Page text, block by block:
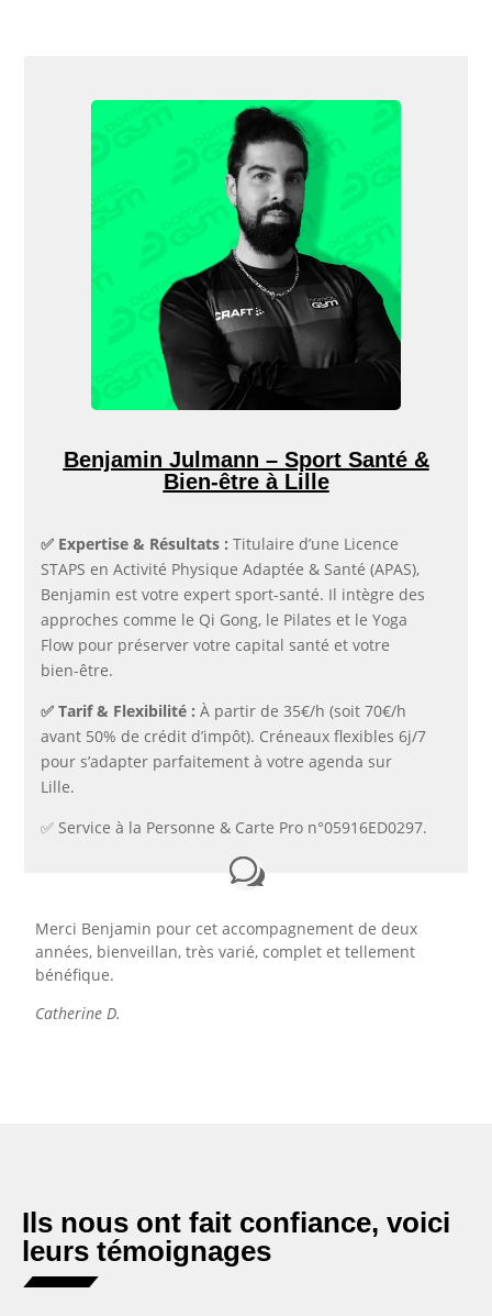
Benjamin Julmann – Sport Santé &
Bien-être à Lille
✅​ Expertise & Résultats : Titulaire d’une Licence
STAPS en Activité Physique Adaptée & Santé (APAS),
Benjamin est votre expert sport-santé. Il intègre des
approches comme le Qi Gong, le Pilates et le Yoga
Flow pour préserver votre capital santé et votre
bien-être.
✅​ Tarif & Flexibilité : À partir de 35€/h (soit 70€/h
avant 50% de crédit d’impôt). Créneaux flexibles 6j/7
pour s’adapter parfaitement à votre agenda sur
Lille.
✅​ Service à la Personne & Carte Pro n°05916ED0297.
Merci Benjamin pour cet accompagnement de deux
années, bienveillan, très varié, complet et tellement
bénéfique.
Catherine D.
Ils nous ont fait confiance, voici
leurs témoignages